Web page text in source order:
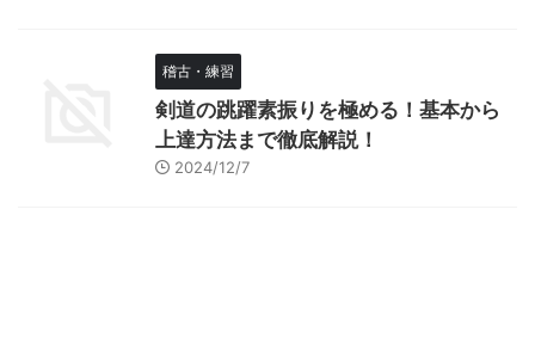
稽古・練習
剣道の跳躍素振りを極める！基本から
上達方法まで徹底解説！
2024/12/7